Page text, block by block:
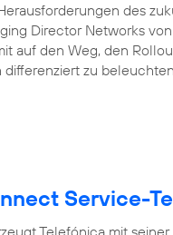
des
Director Networks
auf den Weg, den
zu
Service-
Telefónica mit